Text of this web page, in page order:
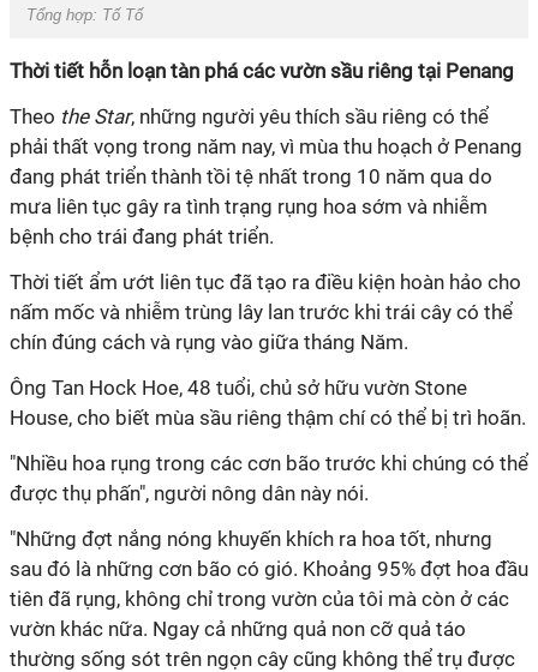
Tổng hợp: Tố Tố
Thời tiết hỗn loạn tàn phá các vườn sầu riêng tại Penang
Theo the Star, những người yêu thích sầu riêng có thể
phải thất vọng trong năm nay, vì mùa thu hoạch ở Penang
đang phát triển thành tồi tệ nhất trong 10 năm qua do
mưa liên tục gây ra tình trạng rụng hoa sớm và nhiễm
bệnh cho trái đang phát triển.
Thời tiết ẩm ướt liên tục đã tạo ra điều kiện hoàn hảo cho
nấm mốc và nhiễm trùng lây lan trước khi trái cây có thể
chín đúng cách và rụng vào giữa tháng Năm.
Ông Tan Hock Hoe, 48 tuổi, chủ sở hữu vườn Stone
House, cho biết mùa sầu riêng thậm chí có thể bị trì hoãn.
"Nhiều hoa rụng trong các cơn bão trước khi chúng có thể
được thụ phấn", người nông dân này nói.
"Những đợt nắng nóng khuyến khích ra hoa tốt, nhưng
sau đó là những cơn bão có gió. Khoảng 95% đợt hoa đầu
tiên đã rụng, không chỉ trong vườn của tôi mà còn ở các
vườn khác nữa. Ngay cả những quả non cỡ quả táo
thường sống sót trên ngọn cây cũng không thể trụ được